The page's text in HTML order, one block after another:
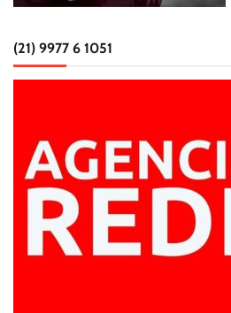
(21) 9977 6 1051